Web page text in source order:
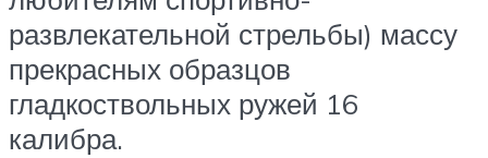
развлекательной стрельбы) массу
прекрасных образцов
гладкоствольных ружей 16
калибра.